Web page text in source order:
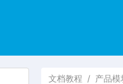
文档教程 / 产品模